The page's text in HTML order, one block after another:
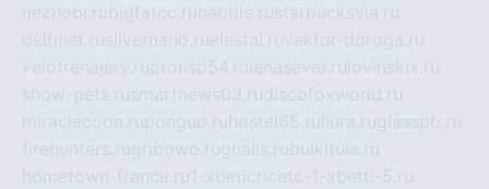
neznobi.rubigfatcc.ru habble.rustarbucksvia.ru
delfinet.rusilvernano.ruelestal.ruvektor-doroga.ru
velotrenajery.rupronso54.ru lenasever.ru lovinskix.ru
show-pets.rusmartnews03.rudiscofoxworld.ru
miraclecoon.rupongup.ru hostel65.ru liura.ruglasspb.ru
firehunters.rugribowo.rugnalis.rubulkitula.ru
hometown-france.ru1-xbeticricetc-1-xbetti-5.ru